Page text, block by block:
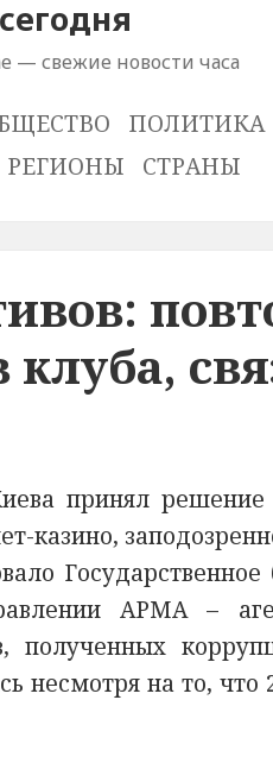
— свежие новости часа
ПОЛИТИКА
РЕГИОНЫ СТРАНЫ
принял
казино,
АРМА –
полученных
несмотря на то, что